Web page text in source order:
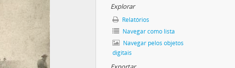
Explorar
Relatórios
Navegar como lista
Navegar pelos objetos
digitais